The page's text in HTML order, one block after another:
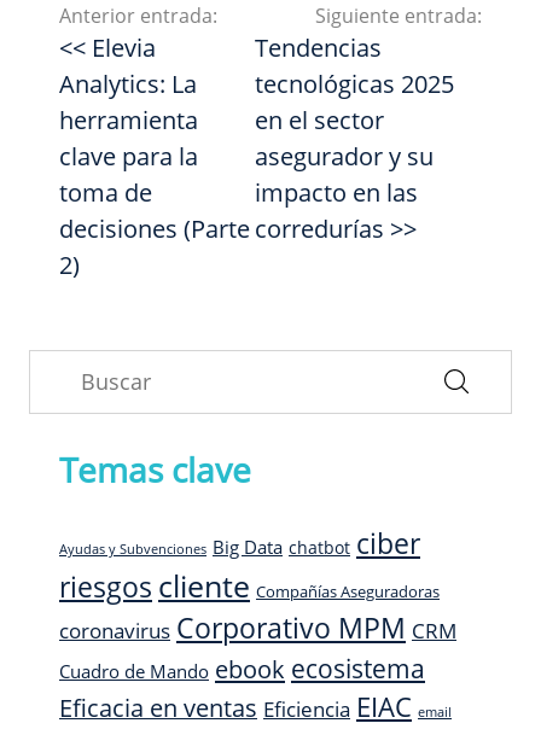
Anterior entrada:
<< Elevia
Analytics: La
herramienta
clave para la
toma de
decisiones (Parte
2)
Siguiente entrada:
Tendencias
tecnológicas 2025
en el sector
asegurador y su
impacto en las
corredurías >>
Temas clave
Ayudas y Subvenciones Big Data chatbot ciber
riesgos cliente Compañías Aseguradoras
coronavirus Corporativo MPM CRM
Cuadro de Mando ebook ecosistema
Eficacia en ventas Eficiencia EIAC email